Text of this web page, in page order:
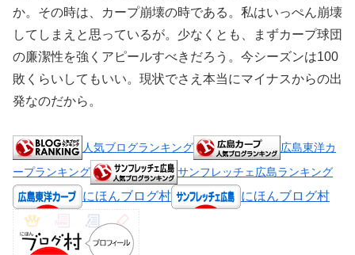
か。その時は、カープ崩壊の時である。私はいっぺん崩壊
してしまえと思っているが。少なくとも、まずカープ球団
の廉潔性を強くアピールすべきだろう。今シーズンは100
敗くらいしてもいい。現状でさえ本当にマイナスからの出
発なのだから。
人気ブログランキング
広島東洋カ
ープランキング
サンフレッチェ広島ランキング
にほんブログ村 にほんブログ村